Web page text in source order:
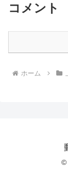
コメント
ホーム
©